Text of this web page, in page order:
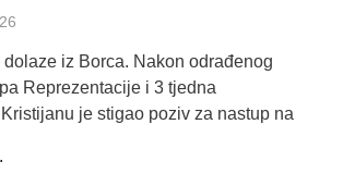
iz Borca. Nakon odrađenog
Reprezentacije i 3 tjedna
je stigao poziv za nastup na